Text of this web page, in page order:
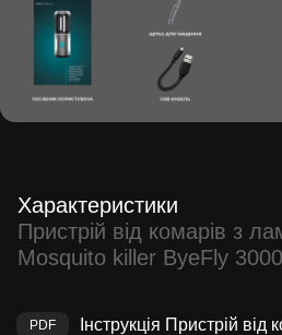
Характеристики
Пристрій від комарів з
Mosquito killer ByeFly